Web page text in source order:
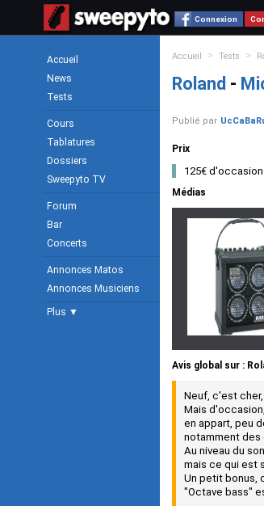
Connexion
Accueil
News
Tests
Cours
Tablatures
Dossiers
Sweepyto TV
Forum
Bar
Concerts
Annonces Matos
Annonces Musiciens
Plus ▼
Accueil > Tests >
Roland -
Publié par
Prix
125€ d'occasion
Médias
Avis global sur :
Neuf, c'est
Mais
en appart, peu
notamment des
Au niveau du
mais ce qui est
Un petit bonus,
"Octave bass"